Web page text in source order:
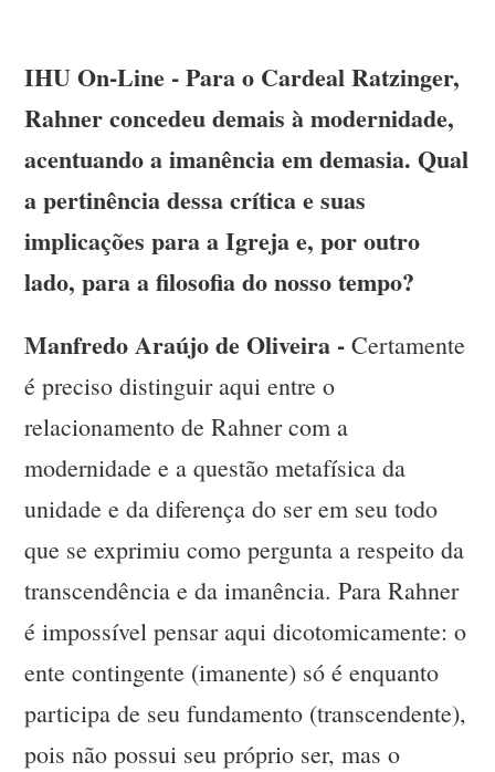
IHU On-Line - Para o Cardeal Ratzinger,
Rahner concedeu demais à modernidade,
acentuando a imanência em demasia. Qual
a pertinência dessa crítica e suas
implicações para a Igreja e, por outro
lado, para a filosofia do nosso tempo?
Manfredo Araújo de Oliveira - Certamente
é preciso distinguir aqui entre o
relacionamento de Rahner com a
modernidade e a questão metafísica da
unidade e da diferença do ser em seu todo
que se exprimiu como pergunta a respeito da
transcendência e da imanência. Para Rahner
é impossível pensar aqui dicotomicamente: o
ente contingente (imanente) só é enquanto
participa de seu fundamento (transcendente),
pois não possui seu próprio ser, mas o